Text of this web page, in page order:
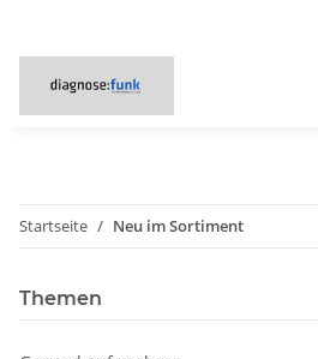
Startseite Neu im Sortiment
Themen